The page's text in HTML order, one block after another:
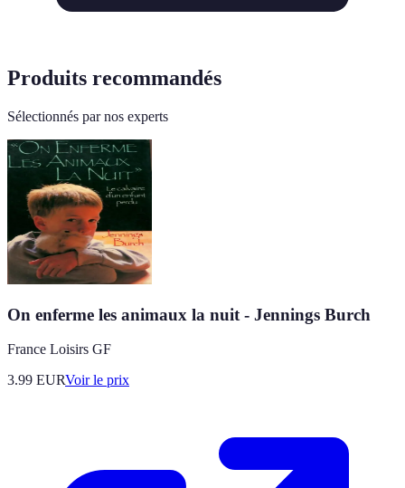
Produits recommandés
Sélectionnés par nos experts
On enferme les animaux la nuit - Jennings Burch
France Loisirs GF
3.99 EURVoir le prix